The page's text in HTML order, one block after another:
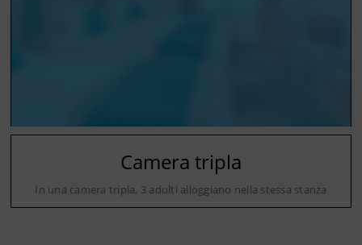
Camera tripla
In una camera tripla, 3 adulti alloggiano nella stessa stanza